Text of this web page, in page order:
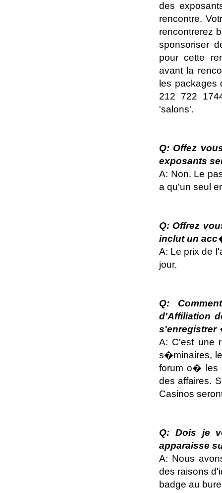
des
rencontre.
rencontrerez
sponsoriser
pour cette
avant la
les packages
212 722
'salons'.
Q: Offez
exposants
A: Non. Le
a qu'un seul
Q: Offrez
inclut un
A: Le prix de
jour.
Q:
d'Affiliation
s'enregistrer
A: C'est une
s�minaires,
forum o� les
des affaires.
Casinos
Q: Dois je
apparaisse
A: Nous
des raisons
badge au